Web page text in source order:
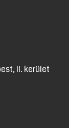
II. kerület